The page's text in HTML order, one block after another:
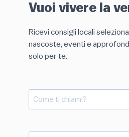
Vuoi vivere la
Ricevi consigli locali
nascoste, eventi e
solo per te.